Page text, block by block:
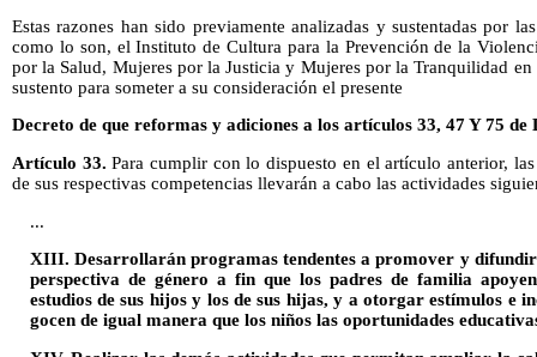
Estas razones han sido previamente analizadas y sustentadas por
como lo son, el Instituto de Cultura para la Prevención de la
por la Salud, Mujeres por la Justicia y Mujeres por la Tranquilidad
sustento para someter a su consideración el presente
Decreto de que reformas y adiciones a los artículos 33, 47 Y 75
Artículo 33. Para cumplir con lo dispuesto en el artículo anterior,
de sus respectivas competencias llevarán a cabo las actividades
...
XIII. Desarrollarán programas tendentes a promover y
perspectiva de género a fin que los padres de familia
estudios de sus hijos y los de sus hijas, y a otorgar estímulos e
gocen de igual manera que los niños las oportunidades